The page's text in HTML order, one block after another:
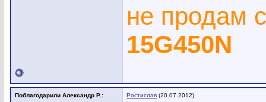
не продам
15G450N
Поблагодарили Александр Р.: Ростислав (20.07.2012)